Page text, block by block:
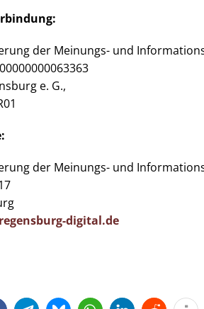
der Meinungs- und
e. G.,
der Meinungs- und
digital.de